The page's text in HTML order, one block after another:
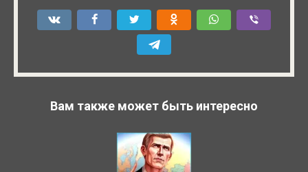
Вам также может быть интересно